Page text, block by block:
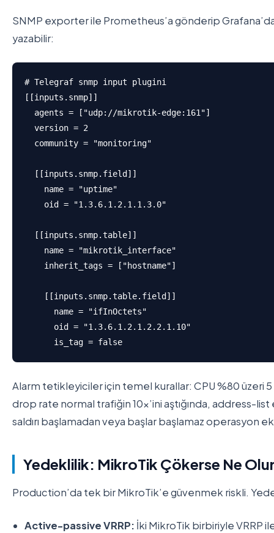
SNMP exporter ile Prometheus’a gönderip
yazabilir:
# Telegraf snmp input plugini
[[inputs.snmp]]
  agents = ["udp://mikrotik-edge:161"]
  version = 2
  community = "monitoring"
  [[inputs.snmp.field]]
    name = "uptime"
    oid = "1.3.6.1.2.1.1.3.0"
  [[inputs.snmp.table]]
    name = "mikrotik_interface"
    inherit_tags = ["hostname"]
    [[inputs.snmp.table.field]]
      name = "ifInOctets"
      oid = "1.3.6.1.2.1.2.2.1.10"
      is_tag = false
Alarm tetikleyiciler için temel kurallar: CPU %80 üzeri
drop rate normal trafiğin 10x’ini aştığında, address-list
saldırı başlamadan veya başlar başlamaz operasyon
Yedeklilik: MikroTik Çökerse Ne
Production’da tek bir MikroTik’e güvenmek riskli.
Active-passive VRRP: İki MikroTik birbiriyle VRRP